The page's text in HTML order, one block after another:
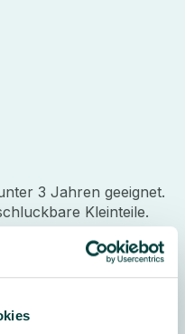
3 Jahren geeignet.
Kleinteile.